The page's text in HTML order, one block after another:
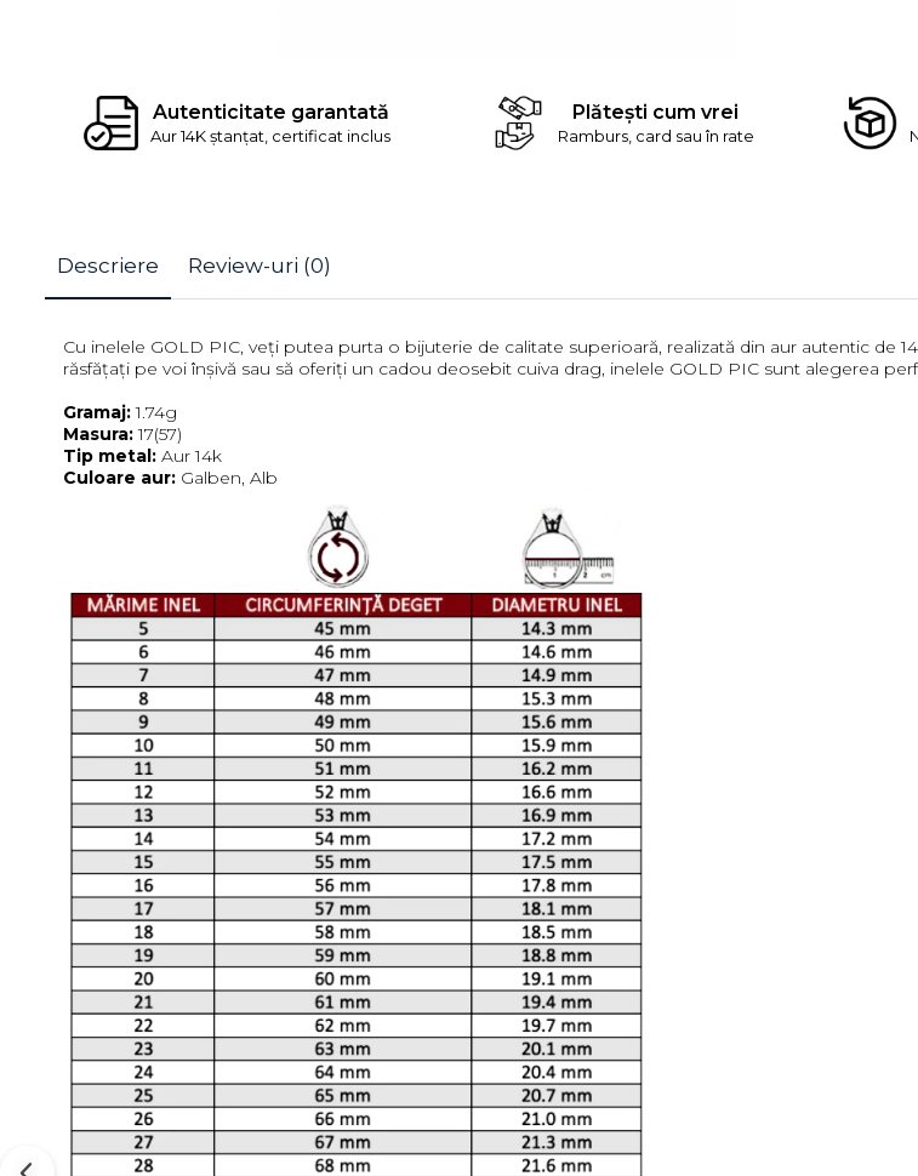
Autenticitate garantată
Aur 14K ștanțat, certificat inclus
Plătești cum vrei
Ramburs, card sau în rate
Descriere Review-uri (0)
Cu inelele GOLD PIC, veți putea purta o bijuterie de calitate superioară, realizată din aur autentic de
răsfățați pe voi înșivă sau să oferiți un cadou deosebit cuiva drag, inelele GOLD PIC sunt alegerea
Gramaj:1.74g
Masura:17(57)
Tip metal: Aur 14k
Culoare aur: Galben, Alb